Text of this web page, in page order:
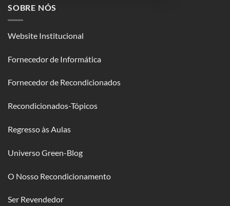
SOBRE NÓS
Website Institucional
Fornecedor de Informática
Fornecedor de Recondicionados
Recondicionados-Tópicos
Regresso às Aulas
Universo Green-Blog
O Nosso Recondicionamento
Ser Revendedor